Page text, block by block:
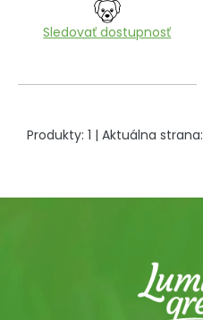
Sledovať dostupnosť
Produkty: 1 | Aktuálna strana: